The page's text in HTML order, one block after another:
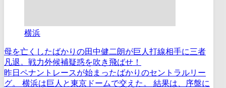
横浜
母を亡くしたばかりの田中健二朗が巨人打線相手に三者
凡退。戦力外候補疑惑を吹き飛ばせ！
昨日ペナントレースが始まったばかりのセントラルリー
グ。 横浜は巨人と東京ドームで交えた。 結果は、序盤に